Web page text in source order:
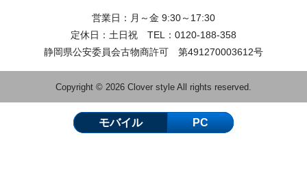
営業日：月～金 9:30～17:30
定休日：土日祝 TEL： 0120-188-358
静岡県公安委員会古物商許可 第491270003612号
Copyright © 2026 Clover style All rights reserved.
モバイル PC